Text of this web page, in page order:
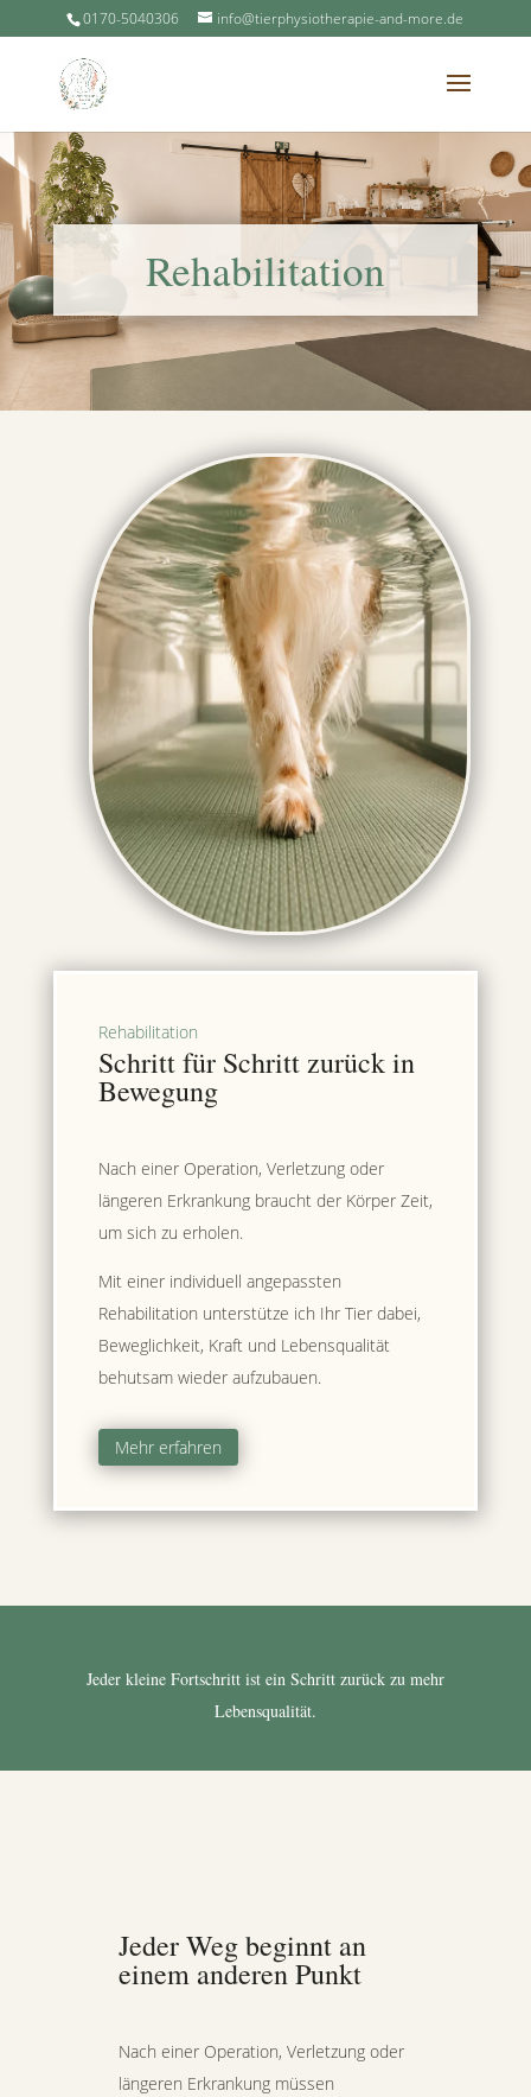
0170-5040306 info@tierphysiotherapie-and-more.de
Rehabilitation
Rehabilitation
Schritt für Schritt zurück in
Bewegung
Nach einer Operation, Verletzung oder
längeren Erkrankung braucht der Körper Zeit,
um sich zu erholen.
Mit einer individuell angepassten
Rehabilitation unterstütze ich Ihr Tier dabei,
Beweglichkeit, Kraft und Lebensqualität
behutsam wieder aufzubauen.
Mehr erfahren
Jeder kleine Fortschritt ist ein Schritt zurück zu mehr
Lebensqualität.
Jeder Weg beginnt an
einem anderen Punkt
Nach einer Operation, Verletzung oder
längeren Erkrankung müssen